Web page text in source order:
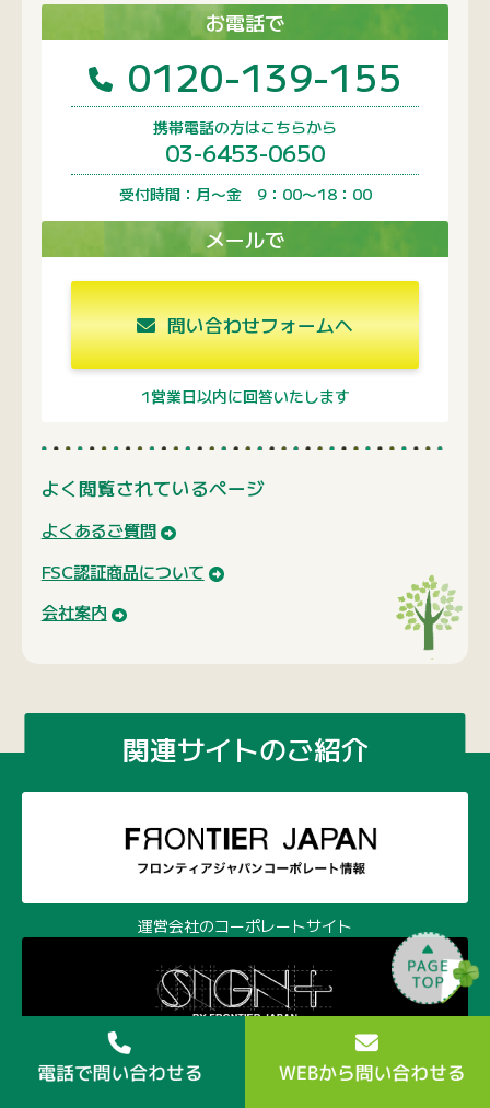
お電話で
0120-139-155
携帯電話の方はこちらから
03-6453-0650
受付時間：月〜金 9：00〜18：00
メールで
問い合わせフォームへ
1営業日以内に回答いたします
よく閲覧されているページ
よくあるご質問
FSC認証商品について
会社案内
関連サイトのご紹介
運営会社のコーポレートサイト
ディスプレイ、マーチャンダイズの新しい選択